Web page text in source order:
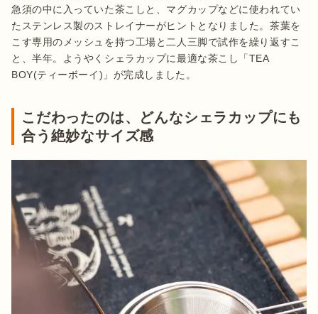
急須の中に入っていた茶こしと、マグカップなどに使われてい
たステンレス製のストレイナーがヒントとなりました。茶葉を
こす専用のメッシュを持つ工場と二人三脚で試作を繰り返すこ
と、半年。ようやくシェラカップに最適な茶こし「TEA
BOY(ティーボーイ)」が完成しました。
こだわったのは、どんなシェラカップにも
合う絶妙なサイズ感